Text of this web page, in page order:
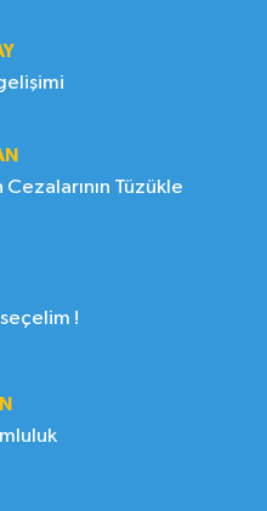
Tüzükle
!
sorumluluk